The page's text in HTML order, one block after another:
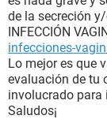
de la secreción
INFECCIÓN
infecciones-
Lo mejor es que
evaluación de tu
involucrado para
Saludos¡